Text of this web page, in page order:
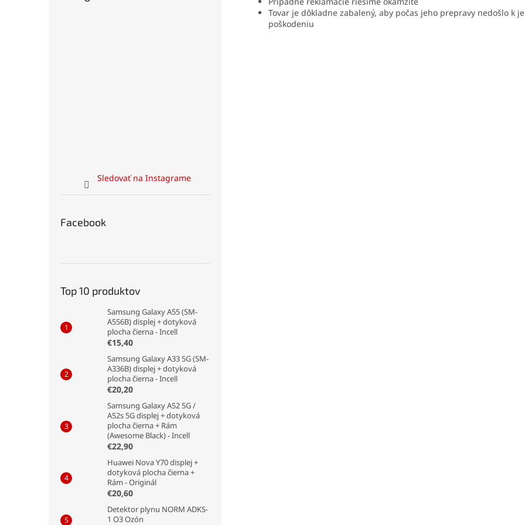
Sledovať na Instagrame
Facebook
Top 10 produktov
Samsung Galaxy A55 (SM-
A556B) displej + dotyková
plocha čierna - Incell
€15,40
Samsung Galaxy A33 5G (SM-
A336B) displej + dotyková
plocha čierna - Incell
€20,20
Samsung Galaxy A52 5G /
A52s 5G displej + dotyková
plocha čierna + Rám
(Awesome Black) - Incell
€22,90
Huawei Nova Y70 displej +
dotyková plocha čierna +
Rám - Originál
€20,60
Detektor plynu NORM ADKS-
1 O3 Ozón
Tovar je dôkladne zabalený, aby počas jeho prepravy nedošlo k
poškodeniu